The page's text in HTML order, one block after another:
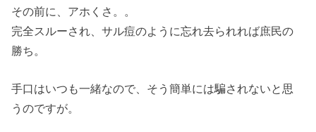
その前に、アホくさ。。
完全スルーされ、サル痘のように忘れ去られれば庶民の
勝ち。
手口はいつも一緒なので、そう簡単には騙されないと思
うのですが。